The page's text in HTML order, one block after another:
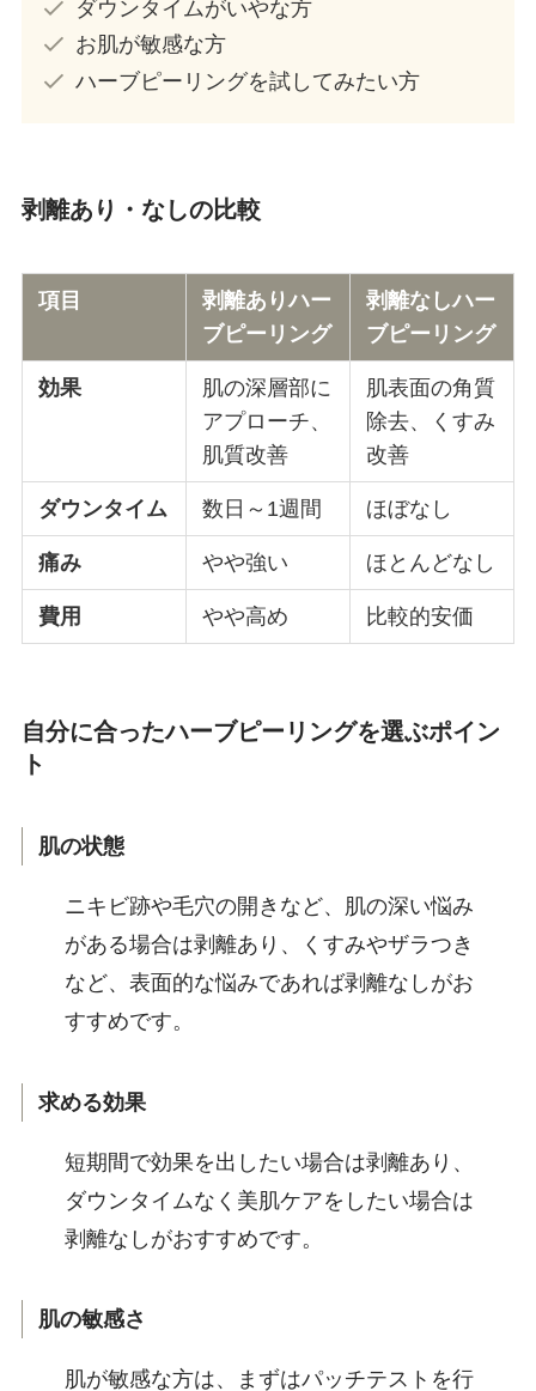
ダウンタイムがいやな方
お肌が敏感な方
ハーブピーリングを試してみたい方
剥離あり・なしの比較
項目
剥離ありハー
ブピーリング
剥離なしハー
ブピーリング
効果
肌の深層部に
アプローチ、
肌質改善
肌表面の角質
除去、くすみ
改善
ダウンタイム 数日～1週間 ほぼなし
痛み やや強い ほとんどなし
費用 やや高め 比較的安価
自分に合ったハーブピーリングを選ぶポイン
ト
肌の状態
ニキビ跡や毛穴の開きなど、肌の深い悩み
がある場合は剥離あり、くすみやザラつき
など、表面的な悩みであれば剥離なしがお
すすめです。
求める効果
短期間で効果を出したい場合は剥離あり、
ダウンタイムなく美肌ケアをしたい場合は
剥離なしがおすすめです。
肌の敏感さ
肌が敏感な方は、まずはパッチテストを行